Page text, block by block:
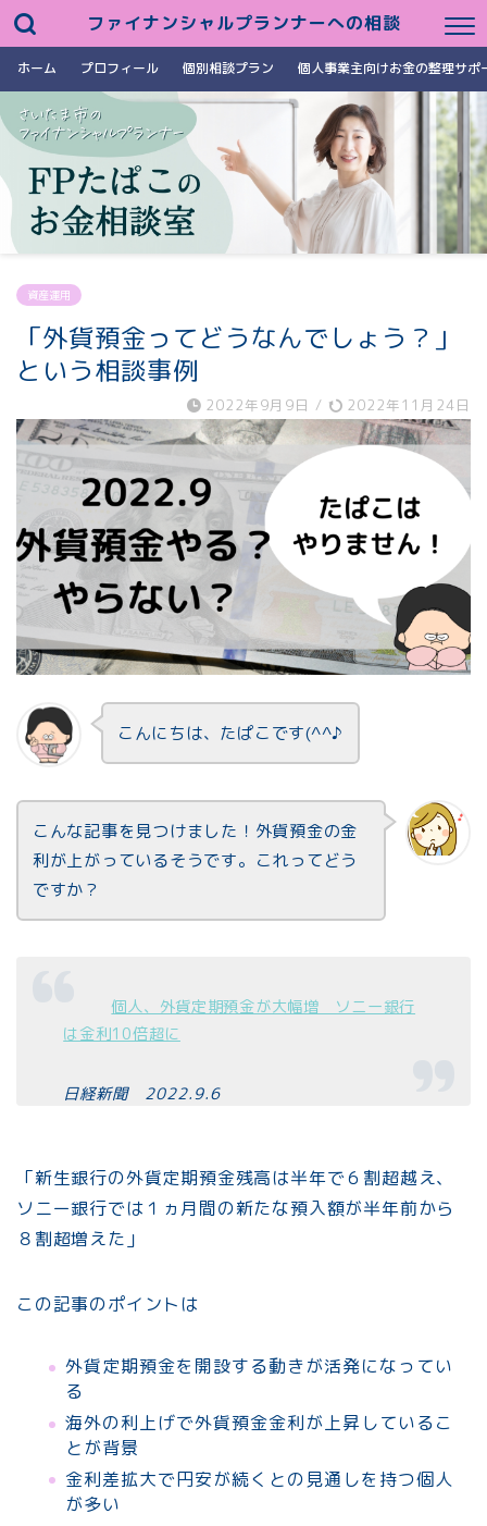
ファイナンシャルプランナーへの相談
ホーム プロフィール 個別相談プラン 個人事業主向けお金の整理サポ
資産運用
「外貨預金ってどうなんでしょう？」
という相談事例
2022年9月9日 / 2022年11月24日
こんにちは、たぱこです(^^♪
こんな記事を見つけました！外貨預金の金
利が上がっているそうです。これってどう
ですか？
個人、外貨定期預金が大幅増 ソニー銀行
は金利10倍超に
日経新聞 2022.9.6
「新生銀行の外貨定期預金残高は半年で６割超越え、
ソニー銀行では１ヵ月間の新たな預入額が半年前から
８割超増えた」
この記事のポイントは
外貨定期預金を開設する動きが活発になってい
る
海外の利上げで外貨預金金利が上昇しているこ
とが背景
金利差拡大で円安が続くとの見通しを持つ個人
が多い